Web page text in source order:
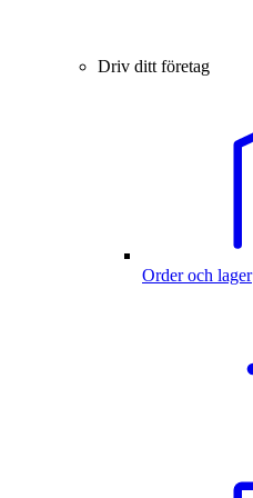
Driv ditt företag
Order och lager